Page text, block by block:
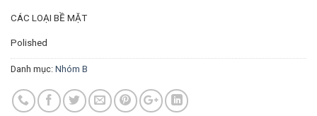
CÁC LOẠI BỀ MẶT
Polished
Danh mục: Nhóm B